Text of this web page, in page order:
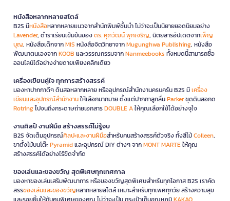
หนังสือหลากหลายสไตล์
B2S มีหนังสือหลากหลายแนวจากสำนักพิมพ์ชั้นนำ ไม่ว่าจะเป็นนิยายยอดนิยมอย่าง
Lavender, ตำราเรียนเข้มข้นของดร. ศุภวัฒน์ พุกเจริญ, นิตยสารอัปเดตจากเพ็ญ
บุญ, หนังสือเด็กจากMIS หนังสือจิตวิทยาจากMugunghwa Publishing, หนังสือ
พัฒนาตนเองจากKOOB และวรรณกรรมจากNanmeebooks ทั้งหมดนี้สามารถซื้อ
ออนไลน์ได้อย่างง่ายดายเพียงคลิกเดียว
เครื่องเขียนคู่ใจ ทุกการสร้างสรรค์
มองหาปากกาดีๆ ดินสอหลากหลาย หรืออุปกรณ์สำนักงานครบครัน B2S มีเครื่อง
เขียนและอุปกรณ์สำนักงานให้เลือกมากมาย ตั้งแต่ปากกาลูกลื่นParkerชุดดินสอกด
Rotringไปจนถึงกระดาษถ่ายเอกสารDOUBLE Aให้คุณเลือกใช้ได้อย่างจุใจ
งานศิลป์ งานฝีมือ สร้างสรรค์ไม่รู้จบ
B2S จัดเต็มอุปกรณ์ศิลปะและงานฝีมือสำหรับคนสร้างสรรค์ตัวจริง ทั้งสีไม้Colleen,
ขาตั้งไม้บนโต๊ะPyramidและอุปกรณ์ DIY ต่างๆ จากMONT MARTEให้คุณ
สร้างสรรค์ได้อย่างไร้ขีดจำกัด
ของเล่นและของขวัญ สุดพิเศษทุกเทศกาล
มองหาของเล่นเสริมพัฒนาการ หรือของขวัญสุดพิเศษสำหรับทุกโอกาส B2S เราคัด
สรรของเล่นและของขวัญหลากหลายสไตล์ เหมาะสำหรับทุกเพศทุกวัย สร้างความสุข